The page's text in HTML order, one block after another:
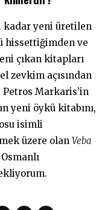
kadar yeni üretilen
hissettiğimden ve
çıkan kitapları
zevkim açısından
Markaris’in
yeni öykü kitabını,
isimli
üzere olanVeba